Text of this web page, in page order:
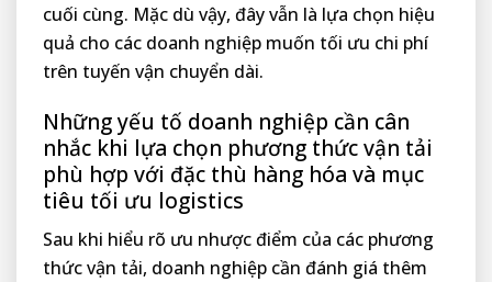
cuối cùng. Mặc dù vậy, đây vẫn là lựa chọn hiệu
quả cho các doanh nghiệp muốn tối ưu chi phí
trên tuyến vận chuyển dài.
Những yếu tố doanh nghiệp cần cân
nhắc khi lựa chọn phương thức vận tải
phù hợp với đặc thù hàng hóa và mục
tiêu tối ưu logistics
Sau khi hiểu rõ ưu nhược điểm của các phương
thức vận tải, doanh nghiệp cần đánh giá thêm